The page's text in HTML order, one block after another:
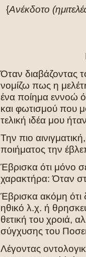
{Ανέκδοτο
Όταν διαβάζοντας
νομίζω πως η
ένα ποίημα εννοώ
και φωτισμού που
τελική ιδέα μου
Την πιο
ποιήματος την
Έβρισκα ότι μόνο
χαρακτήρα: Όταν
Έβρισκα ακόμη ότι
ηθικό λ.χ. ή
θετική του χροιά,
σύγχυσης του
Λέγοντας